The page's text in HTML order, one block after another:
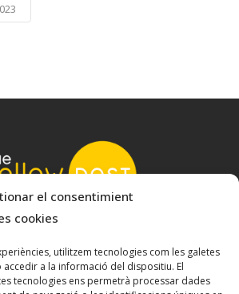
el consentimient
cookies
utilitzem tecnologies com les galetes
a la informació del dispositiu. El
tecnologies ens permetrà processar dades
222-226 - 08223 Terrassa, Barcelona